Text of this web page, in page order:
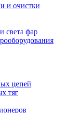
и очистки
света фар
цепей
тяг